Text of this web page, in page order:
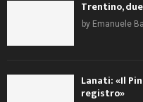
Trentino,
by Emanuele
Lanati: «Il
registro»